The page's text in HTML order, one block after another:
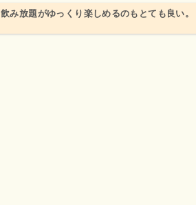
飲み放題がゆっくり楽しめるのもとても良い。